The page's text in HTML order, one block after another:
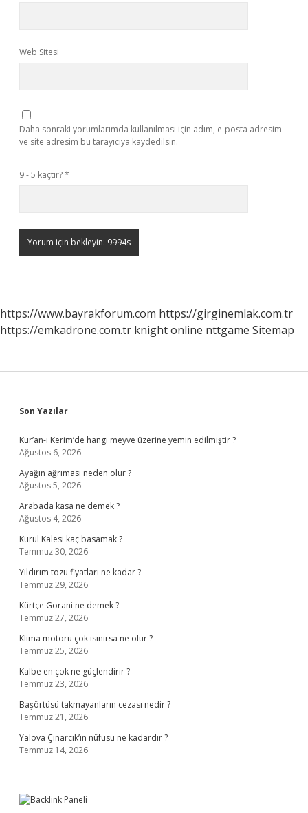
Web Sitesi
Daha sonraki yorumlarımda kullanılması için adım, e-posta adresim
ve site adresim bu tarayıcıya kaydedilsin.
9 - 5 kaçtır?*
https://www.bayrakforum.com https://girginemlak.com.tr
https://emkadrone.com.tr knight online nttgame Sitemap
Sidebar
Son Yazılar
Kur’an-ı Kerim’de hangi meyve üzerine yemin edilmiştir ?
Ağustos 6, 2026
Ayağın ağrıması neden olur ?
Ağustos 5, 2026
Arabada kasa ne demek ?
Ağustos 4, 2026
Kurul Kalesi kaç basamak ?
Temmuz 30, 2026
Yıldırım tozu fiyatları ne kadar ?
Temmuz 29, 2026
Kürtçe Gorani ne demek ?
Temmuz 27, 2026
Klima motoru çok ısınırsa ne olur ?
Temmuz 25, 2026
Kalbe en çok ne güçlendirir ?
Temmuz 23, 2026
Başörtüsü takmayanların cezası nedir ?
Temmuz 21, 2026
Yalova Çınarcık’ın nüfusu ne kadardır ?
Temmuz 14, 2026